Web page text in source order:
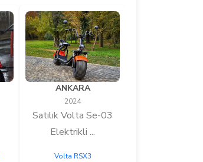
ANKARA
2024
Satılık Volta Se-03
Elektrikli ...
Volta RSX3